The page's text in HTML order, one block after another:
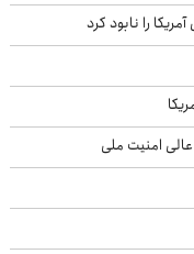
را نابود کرد
امنیت ملی